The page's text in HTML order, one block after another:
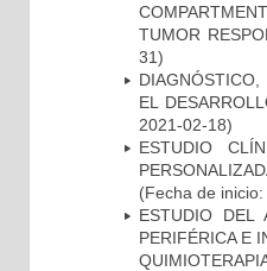
TUMOR
31)
EL
2021-02-18)
ESTUDIO
(Fecha de
ESTUDIO DEL
PERIFÉRICA E